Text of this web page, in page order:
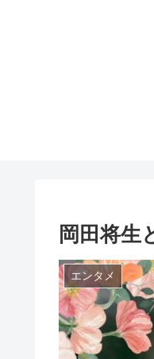
岡田将生
エンタメ